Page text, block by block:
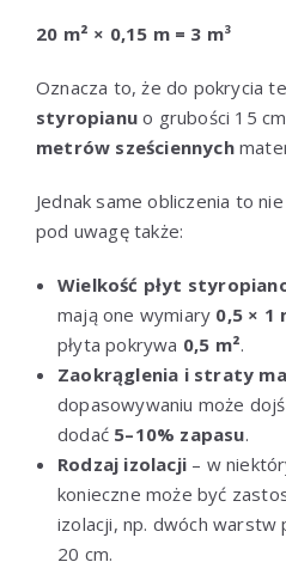
20 m² × 0,15 m = 3 m³
Oznacza to, że do pokrycia
styropianu o grubości 15
metrów sześciennych
Jednak same obliczenia to
pod uwagę także:
Wielkość płyt
mają one wymiary 0,5 × 1
płyta pokrywa 0,5 m².
Zaokrąglenia i straty
dopasowywaniu może
dodać 5–10% zapasu.
Rodzaj izolacji – w
konieczne może być
izolacji, np. dwóch warstw
20 cm.